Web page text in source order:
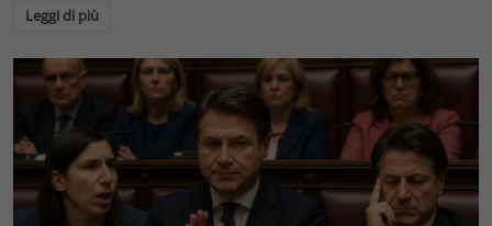
Leggi di più